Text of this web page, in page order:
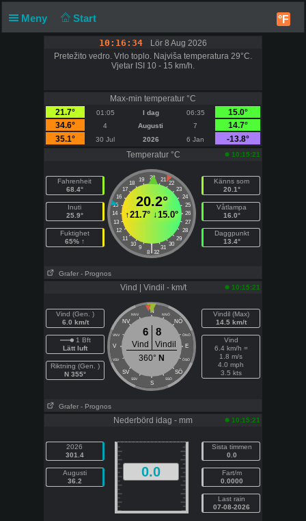
Meny Start °F
10:16:34
Lör 8 Aug 2026
Pretežito vedro. Vrlo toplo. Najviša temperatura 29°C.
Vjetar ISI 10 - 15 km/h.
Max-min temperatur °C
21.7°
01:05 I dag 06:35
15.0°
34.6°
4 Augusti 7
14.7°
35.1°
30 Jul 2026 6 Jan
-13.8°
Temperatur °C
10:15:21
Fahrenheit
68.4°
Inuti
25.9°
Fuktighet
65% ↑
20
19 21
18
22
17
23
16
24
15
25
14
26
13
27
12
28
11
29
10
30
9 31
|
8 32
20.2°
↑21.7° ↓15.0°
Känns som
20.1°
Våtlampa
16.0°
Daggpunkt
13.4°
Grafer - Prognos
Vind | Vindil - km/t 10:15:21
Vind (Gen. )
6.0 km/t
1 Bft
Lätt luft
Riktning (Gen. )
N 355°
N
NNV NNÖ
NV NÖ
VNV ÖNÖ
V E
VSV ÖSÖ
SV SÖ
SSV SSÖ
S
6 8
Vind
Vindil
360° N
Vindil (Max)
14.5 km/t
Vind
6.4 km/h =
1.8 m/s
4.0 mph
3.5 kts
Grafer - Prognos
Nederbörd idag - mm 10:15:21
2026
301.4
Augusti
36.2
0.0
Sista timmen
0.0
Fart/m
0.0000
Last rain
07-08-2026